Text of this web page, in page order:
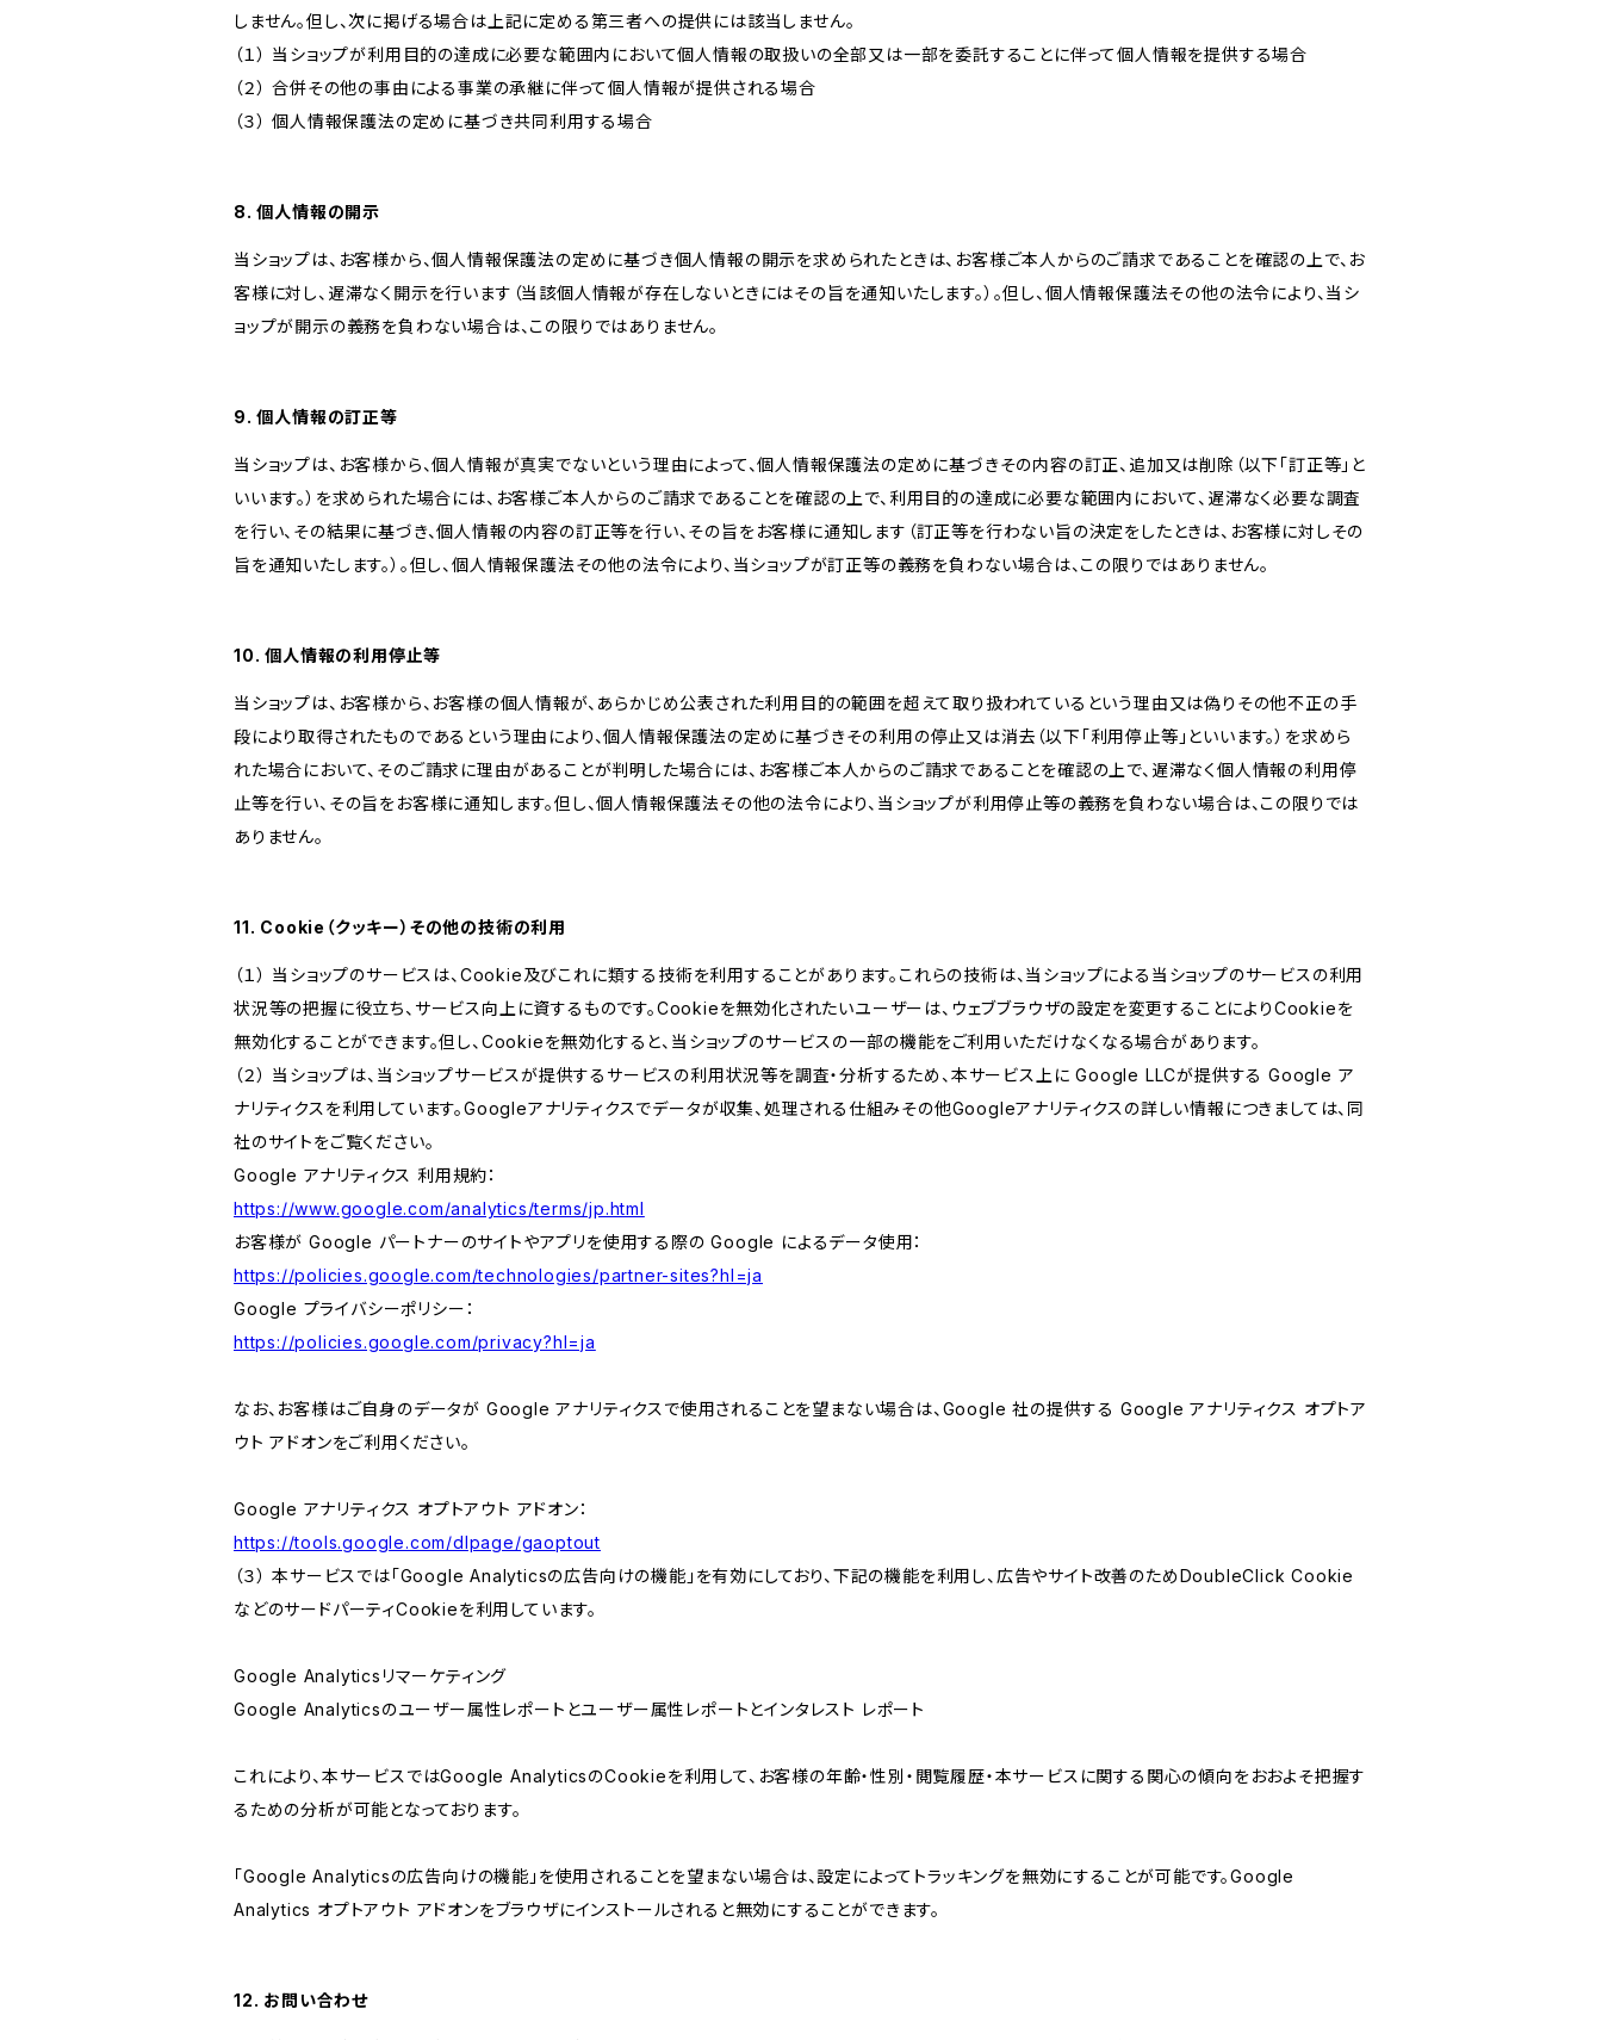
しません。但し、次に掲げる場合は上記に定める第三者への提供には該当しません。
（１） 当ショップが利用目的の達成に必要な範囲内において個人情報の取扱いの全部又は一部を委託することに伴って個人情報を提供する場合
（２） 合併その他の事由による事業の承継に伴って個人情報が提供される場合
（３） 個人情報保護法の定めに基づき共同利用する場合
8. 個人情報の開示
当ショップは、お客様から、個人情報保護法の定めに基づき個人情報の開示を求められたときは、お客様ご本人からのご請求であることを確認の上で、お
客様に対し、遅滞なく開示を行います（当該個人情報が存在しないときにはその旨を通知いたします。）。但し、個人情報保護法その他の法令により、当シ
ョップが開示の義務を負わない場合は、この限りではありません。
9. 個人情報の訂正等
当ショップは、お客様から、個人情報が真実でないという理由によって、個人情報保護法の定めに基づきその内容の訂正、追加又は削除（以下「訂正等」と
いいます。）を求められた場合には、お客様ご本人からのご請求であることを確認の上で、利用目的の達成に必要な範囲内において、遅滞なく必要な調査
を行い、その結果に基づき、個人情報の内容の訂正等を行い、その旨をお客様に通知します（訂正等を行わない旨の決定をしたときは、お客様に対しその
旨を通知いたします。）。但し、個人情報保護法その他の法令により、当ショップが訂正等の義務を負わない場合は、この限りではありません。
10. 個人情報の利用停止等
当ショップは、お客様から、お客様の個人情報が、あらかじめ公表された利用目的の範囲を超えて取り扱われているという理由又は偽りその他不正の手
段により取得されたものであるという理由により、個人情報保護法の定めに基づきその利用の停止又は消去（以下「利用停止等」といいます。）を求めら
れた場合において、そのご請求に理由があることが判明した場合には、お客様ご本人からのご請求であることを確認の上で、遅滞なく個人情報の利用停
止等を行い、その旨をお客様に通知します。但し、個人情報保護法その他の法令により、当ショップが利用停止等の義務を負わない場合は、この限りでは
ありません。
11. Cookie（クッキー）その他の技術の利用
（１） 当ショップのサービスは、Cookie及びこれに類する技術を利用することがあります。これらの技術は、当ショップによる当ショップのサービスの利用
状況等の把握に役立ち、サービス向上に資するものです。Cookieを無効化されたいユーザーは、ウェブブラウザの設定を変更することによりCookieを
無効化することができます。但し、Cookieを無効化すると、当ショップのサービスの一部の機能をご利用いただけなくなる場合があります。
（２） 当ショップは、当ショップサービスが提供するサービスの利用状況等を調査・分析するため、本サービス上に Google LLCが提供する Google ア
ナリティクスを利用しています。Googleアナリティクスでデータが収集、処理される仕組みその他Googleアナリティクスの詳しい情報につきましては、同
社のサイトをご覧ください。
Google アナリティクス 利用規約：
https://www.google.com/analytics/terms/jp.html
お客様が Google パートナーのサイトやアプリを使用する際の Google によるデータ使用：
https://policies.google.com/technologies/partner-sites?hl=ja
Google プライバシーポリシー：
https://policies.google.com/privacy?hl=ja
なお、お客様はご自身のデータが Google アナリティクスで使用されることを望まない場合は、Google 社の提供する Google アナリティクス オプトア
ウト アドオンをご利用ください。
Google アナリティクス オプトアウト アドオン：
https://tools.google.com/dlpage/gaoptout
（３） 本サービスでは「Google Analyticsの広告向けの機能」を有効にしており、下記の機能を利用し、広告やサイト改善のためDoubleClick Cookie
などのサードパーティCookieを利用しています。
Google Analyticsリマーケティング
Google Analyticsのユーザー属性レポートとユーザー属性レポートとインタレスト レポート
これにより、本サービスではGoogle AnalyticsのCookieを利用して、お客様の年齢・性別・閲覧履歴・本サービスに関する関心の傾向をおおよそ把握す
るための分析が可能となっております。
「Google Analyticsの広告向けの機能」を使用されることを望まない場合は、設定によってトラッキングを無効にすることが可能です。Google
Analytics オプトアウト アドオンをブラウザにインストールされると無効にすることができます。
12. お問い合わせ